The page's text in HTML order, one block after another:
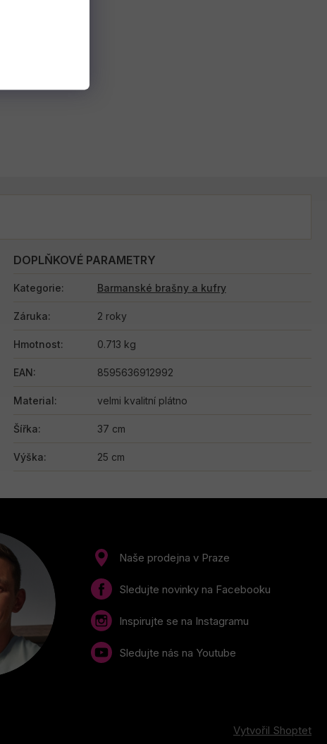
DOPLŇKOVÉ PARAMETRY
Kategorie: Barmanské brašny a kufry
Záruka: 2 roky
Hmotnost: 0.713 kg
EAN: 8595636912992
Material: velmi kvalitní plátno
Šířka: 37 cm
Výška: 25 cm
Naše prodejna v Praze
Sledujte novinky na Facebooku
Inspirujte se na Instagramu
Sledujte nás na Youtube
Vytvořil Shoptet